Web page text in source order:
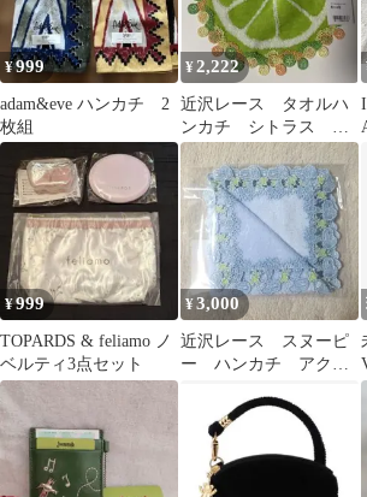
¥999
adam&eve ハンカチ 2
枚組
¥2,222
近沢レース タオルハ
ンカチ シトラス グ
リーン
¥999
TOPARDS & feliamo ノ
ベルティ3点セット
¥3,000
近沢レース スヌーピ
ー ハンカチ アクア
ウンショップ